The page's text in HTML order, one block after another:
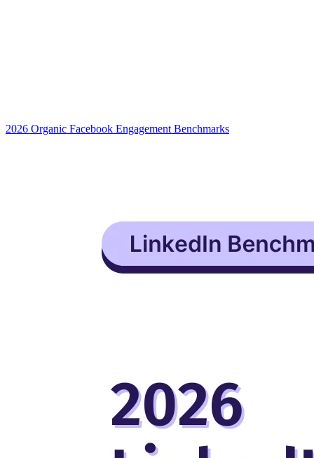
2026 Organic Facebook Engagement Benchmarks